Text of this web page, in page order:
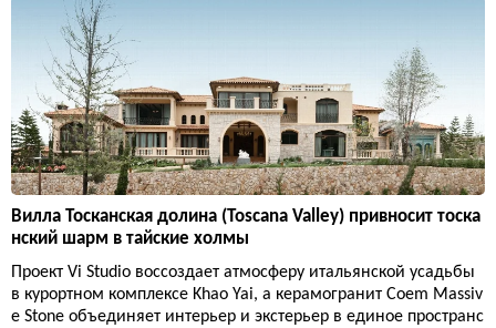
Вилла Тосканская долина (Toscana Valley) привносит тоска
нский шарм в тайские холмы
Проект Vi Studio воссоздает атмосферу итальянской усадьбы
в курортном комплексе Khao Yai, а керамогранит Coem Massiv
e Stone объединяет интерьер и экстерьер в единое пространс